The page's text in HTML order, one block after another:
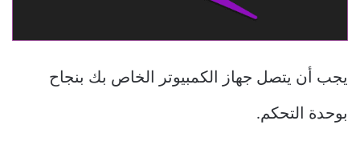
يجب أن يتصل جهاز الكمبيوتر الخاص بك بنجاح
بوحدة التحكم.